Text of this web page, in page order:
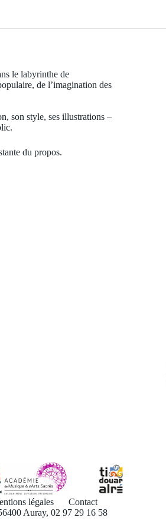
le labyrinthe de
de l’imagination des
son style, ses illustrations –
du propos.
légales
Contact
Auray, 02 97 29 16 58